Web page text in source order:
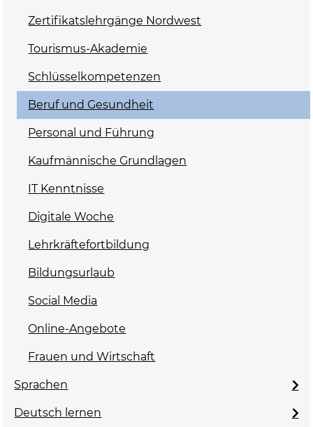
Zertifikatslehrgänge Nordwest
Tourismus-Akademie
Schlüsselkompetenzen
Beruf und Gesundheit
Personal und Führung
Kaufmännische Grundlagen
IT Kenntnisse
Digitale Woche
Lehrkräftefortbildung
Bildungsurlaub
Social Media
Online-Angebote
Frauen und Wirtschaft
Sprachen
Deutsch lernen